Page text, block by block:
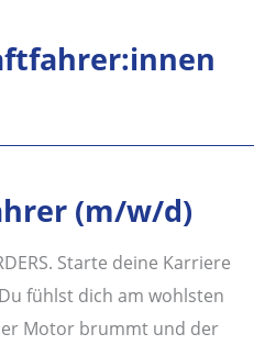
(m/w/d)
Starte deine Karriere
fühlst dich am wohlsten
Motor brummt und der